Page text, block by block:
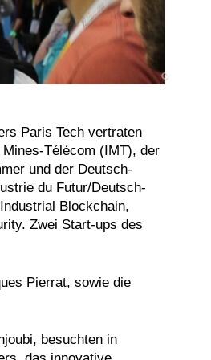
Paris Tech vertraten
Télécom (IMT), der
und der Deutsch-
du Futur/Deutsch-
Blockchain,
Zwei Start-ups des
Pierrat, sowie die
besuchten in